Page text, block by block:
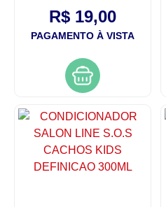
R$ 19,00
PAGAMENTO À VISTA